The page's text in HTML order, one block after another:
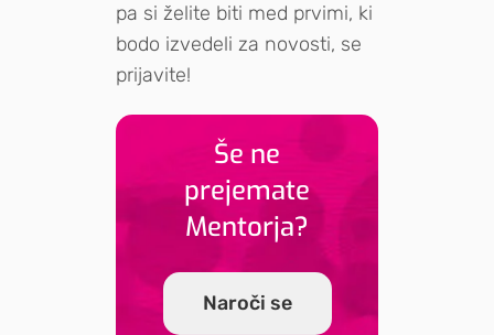
pa si želite biti med prvimi, ki
bodo izvedeli za novosti, se
prijavite!
Še ne
prejemate
Mentorja?
Naroči se